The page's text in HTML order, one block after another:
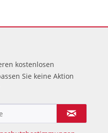
kostenlosen
Sie keine Aktion